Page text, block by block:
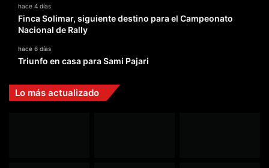
hace 4 días
Finca Solimar, siguiente destino para el Campeonato
Nacional de Rally
hace 6 días
Triunfo en casa para Sami Pajari
Lo más actualizado